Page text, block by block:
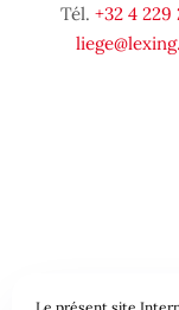
Tél. +32 4 229